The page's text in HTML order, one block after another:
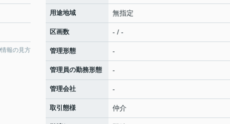
情報の見方
用途地域 無指定
区画数 - / -
管理形態 -
管理員の勤務形態 -
管理会社 -
取引態様 仲介